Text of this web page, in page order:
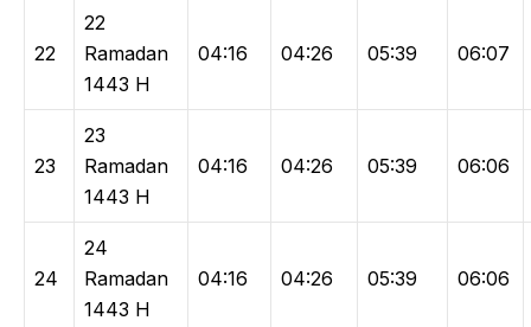
22
22
Ramadan
1443 H
04:16 04:26 05:39 06:07
23
23
Ramadan
1443 H
04:16 04:26 05:39 06:06
24
24
Ramadan
1443 H
04:16 04:26 05:39 06:06